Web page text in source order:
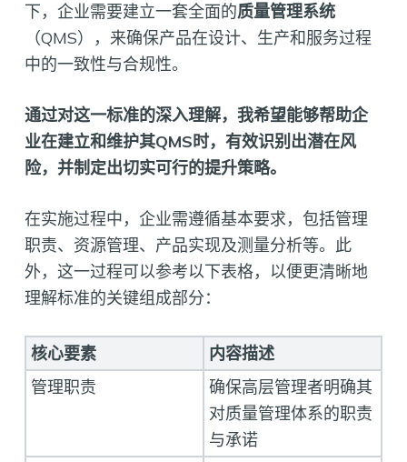
下，企业需要建立一套全面的质量管理系统
（QMS），来确保产品在设计、生产和服务过程
中的一致性与合规性。
通过对这一标准的深入理解，我希望能够帮助企
业在建立和维护其QMS时，有效识别出潜在风
险，并制定出切实可行的提升策略。
在实施过程中，企业需遵循基本要求，包括管理
职责、资源管理、产品实现及测量分析等。此
外，这一过程可以参考以下表格，以便更清晰地
理解标准的关键组成部分：
核心要素
内容描述
管理职责
确保高层管理者明确其
对质量管理体系的职责
与承诺